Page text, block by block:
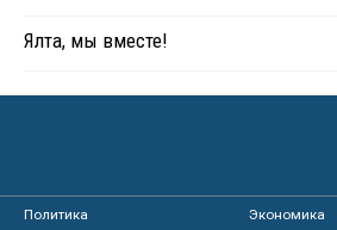
Ялта, мы вместе!
Политика
Экономика